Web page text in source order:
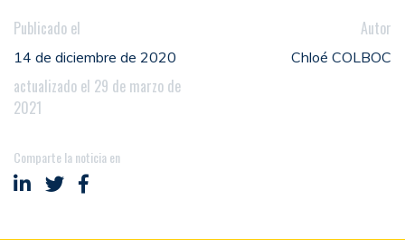
Publicado el
14 de diciembre de 2020
actualizado el 29 de marzo de
2021
Autor
Chloé COLBOC
Comparte la noticia en
Compartir en LinkedIn
Compartir en Twitter
Compartir en Facebook